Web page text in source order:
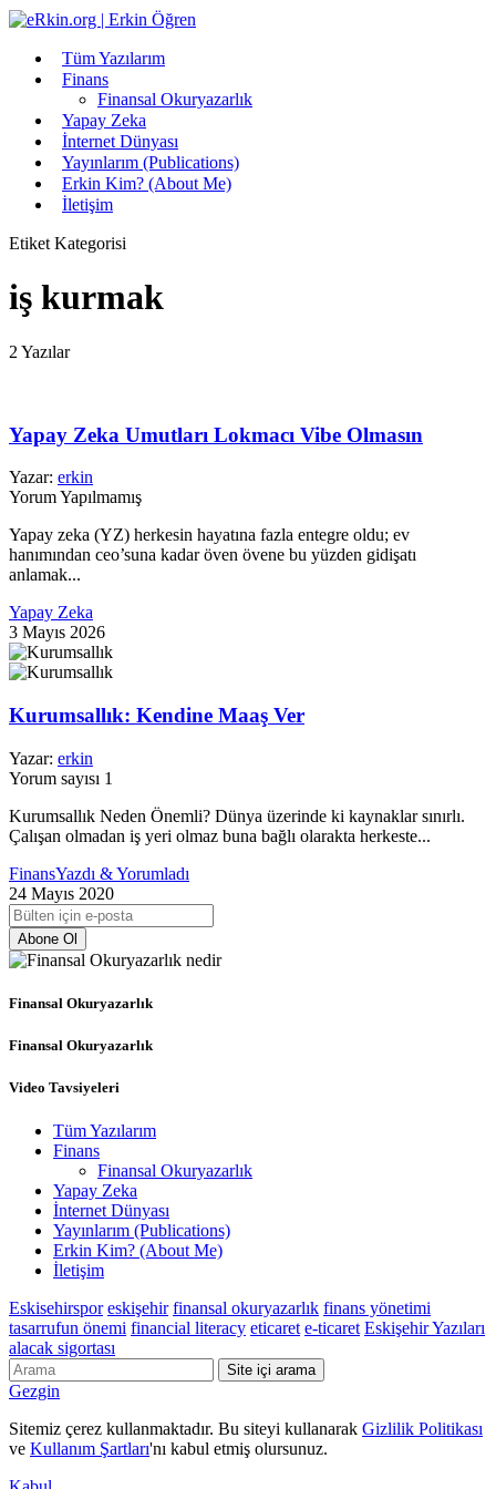
Tüm Yazılarım
Finans
Finansal Okuryazarlık
Yapay Zeka
İnternet Dünyası
Yayınlarım (Publications)
Erkin Kim? (About Me)
İletişim
Etiket Kategorisi
iş kurmak
2 Yazılar
Yapay Zeka Umutları Lokmacı Vibe Olmasın
Yazar: erkin
Yorum Yapılmamış
Yapay zeka (YZ) herkesin hayatına fazla entegre oldu; ev
hanımından ceo’suna kadar öven övene bu yüzden gidişatı
anlamak...
Yapay Zeka
3 Mayıs 2026
Kurumsallık: Kendine Maaş Ver
Yazar: erkin
Yorum sayısı 1
Kurumsallık Neden Önemli? Dünya üzerinde ki kaynaklar sınırlı.
Çalışan olmadan iş yeri olmaz buna bağlı olarakta herkeste...
FinansYazdı & Yorumladı
24 Mayıs 2020
Abone Ol
Finansal Okuryazarlık
Finansal Okuryazarlık
Video Tavsiyeleri
Tüm Yazılarım
Finans
Finansal Okuryazarlık
Yapay Zeka
İnternet Dünyası
Yayınlarım (Publications)
Erkin Kim? (About Me)
İletişim
Eskisehirspor eskişehir finansal okuryazarlık finans yönetimi
tasarrufun önemi financial literacy eticaret e-ticaret Eskişehir Yazıları
alacak sigortası
Site içi arama
Gezgin
Sitemiz çerez kullanmaktadır. Bu siteyi kullanarak Gizlilik Politikası
ve Kullanım Şartları'nı kabul etmiş olursunuz.